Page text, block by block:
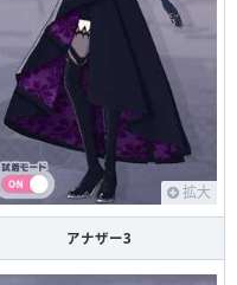
拡大
アナザー3